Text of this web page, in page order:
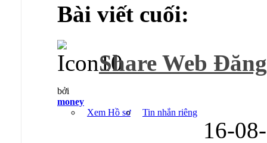
Bài viết cuối:
Share Web
bởi
money
Xem Hồ sơ
Tin nhắn riêng
16-